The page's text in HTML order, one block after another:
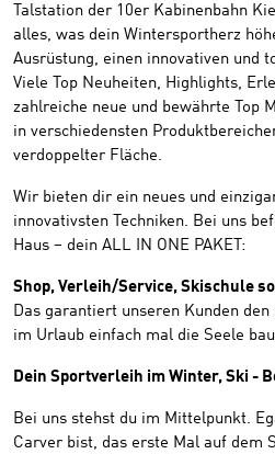
Talstation der 10er Kabinenbahn
alles, was dein Wintersportherz
Ausrüstung, einen innovativen und
Viele Top Neuheiten, Highlights,
zahlreiche neue und bewährte Top
in verschiedensten
verdoppelter Fläche.
Wir bieten dir ein neues und
innovativsten Techniken. Bei uns
Haus – dein ALL IN ONE PAKET:
Shop, Verleih/Service, Skischule
Das garantiert unseren Kunden
im Urlaub einfach mal die Seele
Dein Sportverleih im Winter, Ski -
Bei uns stehst du im Mittelpunkt.
Carver bist, das erste Mal auf dem